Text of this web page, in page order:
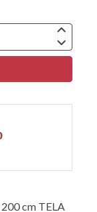
cm TELA